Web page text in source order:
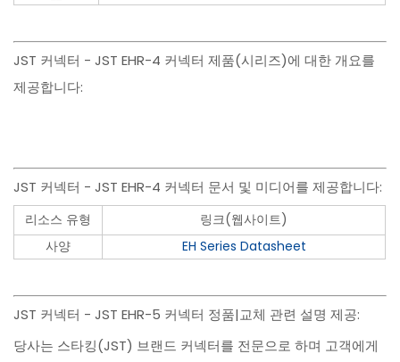
JST 커넥터 - JST EHR-4 커넥터 제품(시리즈)에 대한 개요를
제공합니다:
JST 커넥터 - JST EHR-4 커넥터 문서 및 미디어를 제공합니다:
리소스 유형
링크(웹사이트)
사양
EH Series Datasheet
JST 커넥터 - JST EHR-5 커넥터 정품|교체 관련 설명 제공:
당사는 스타킹(JST) 브랜드 커넥터를 전문으로 하며 고객에게